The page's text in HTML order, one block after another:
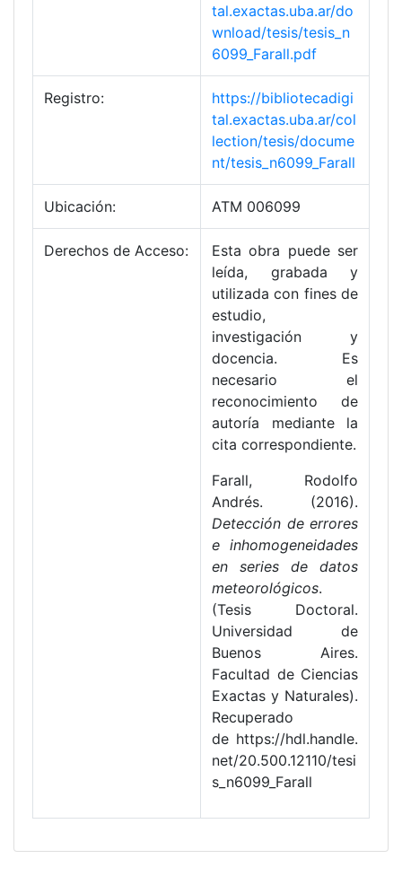
tal.exactas.uba.ar/do
wnload/tesis/tesis_n
6099_Farall.pdf
Registro:
https://bibliotecadigi
tal.exactas.uba.ar/col
lection/tesis/docume
nt/tesis_n6099_Farall
Ubicación: ATM 006099
Derechos de Acceso:
Esta obra puede ser
leída, grabada y
utilizada con fines de
estudio,
investigación y
docencia. Es
necesario el
reconocimiento de
autoría mediante la
cita correspondiente.
Farall, Rodolfo
Andrés. (2016).
Detección de errores
e inhomogeneidades
en series de datos
meteorológicos.
(Tesis Doctoral.
Universidad de
Buenos Aires.
Facultad de Ciencias
Exactas y Naturales).
Recuperado
de https://hdl.handle.
net/20.500.12110/tesi
s_n6099_Farall